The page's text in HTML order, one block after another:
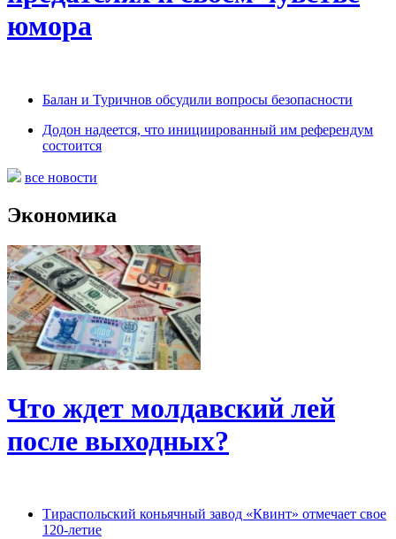
юмора
Балан и Туричнов обсудили вопросы безопасности
Додон надеется, что инициированный им референдум
состоится
все новости
Экономика
Что ждет молдавский лей
после выходных?
Тираспольский коньячный завод «Квинт» отмечает свое
120-летие